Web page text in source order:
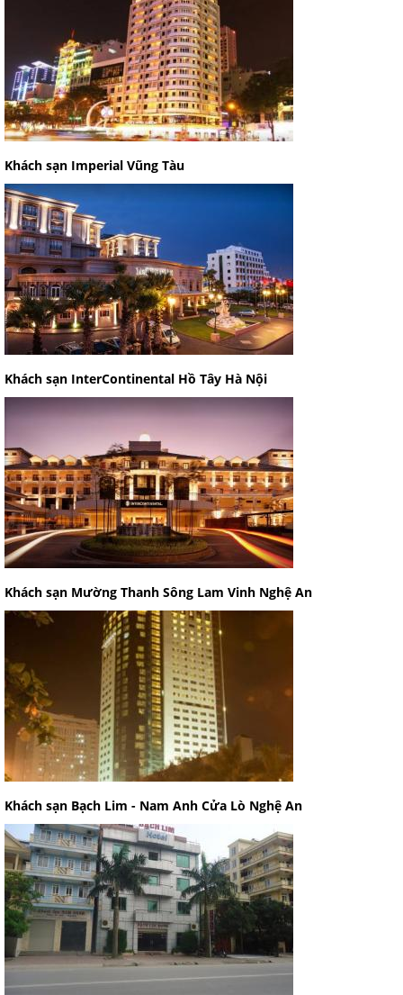
Khách sạn Imperial Vũng Tàu
Khách sạn InterContinental Hồ Tây Hà Nội
Khách sạn Mường Thanh Sông Lam Vinh Nghệ An
Khách sạn Bạch Lim - Nam Anh Cửa Lò Nghệ An